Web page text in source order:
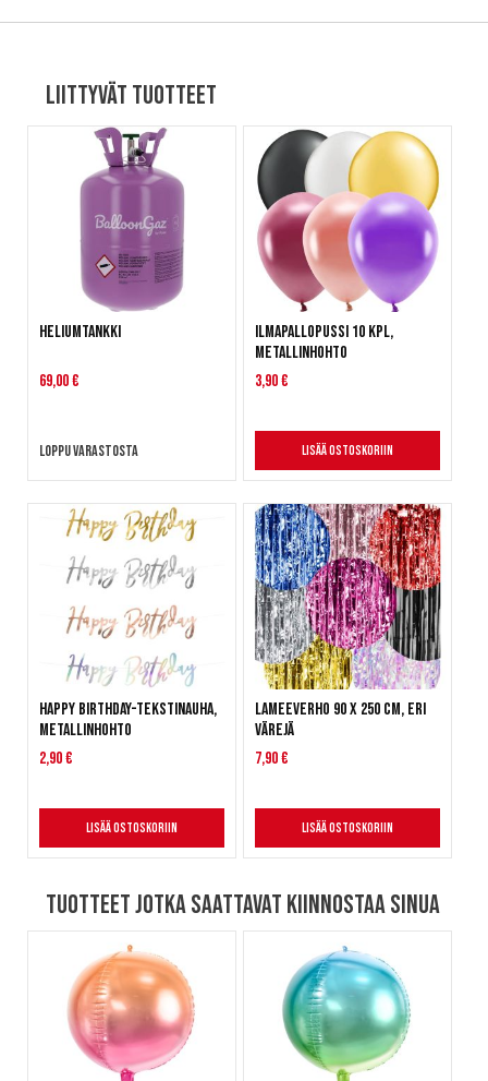
Liittyvät tuotteet
Heliumtankki
69,00 €
Loppu varastosta
Ilmapallopussi 10 kpl,
metallinhohto
3,90 €
Lisää ostoskoriin
Happy Birthday-tekstinauha,
metallinhohto
2,90 €
Lisää ostoskoriin
Lameeverho 90 x 250 cm, eri
värejä
7,90 €
Lisää ostoskoriin
Tuotteet jotka saattavat kiinnostaa sinua